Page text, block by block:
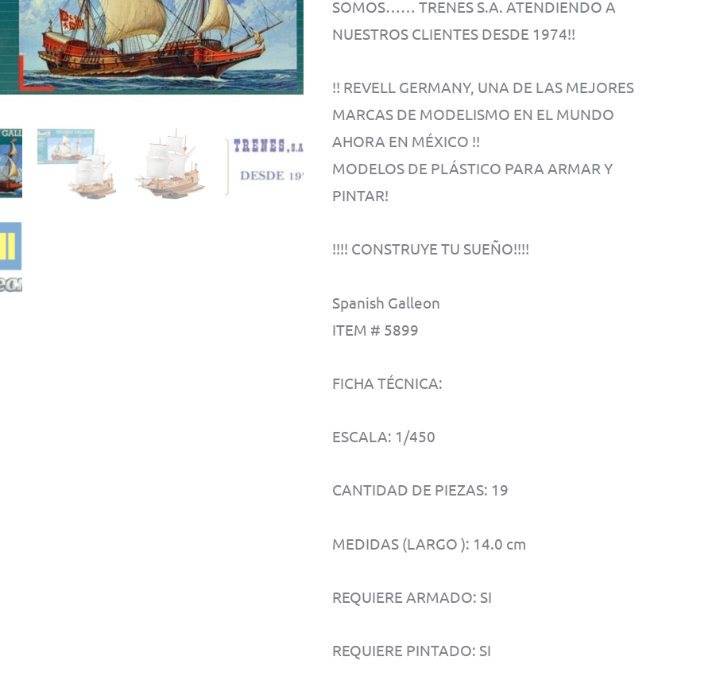
SOMOS…… TRENES S.A. ATENDIENDO A
NUESTROS CLIENTES DESDE 1974!!
!! REVELL GERMANY, UNA DE LAS MEJORES
MARCAS DE MODELISMO EN EL MUNDO
AHORA EN MÉXICO !!
MODELOS DE PLÁSTICO PARA ARMAR Y
PINTAR!
!!!! CONSTRUYE TU SUEÑO!!!!
Spanish Galleon
ITEM # 5899
FICHA TÉCNICA:
ESCALA: 1/450
CANTIDAD DE PIEZAS: 19
MEDIDAS (LARGO ): 14.0 cm
REQUIERE ARMADO: SI
REQUIERE PINTADO: SI